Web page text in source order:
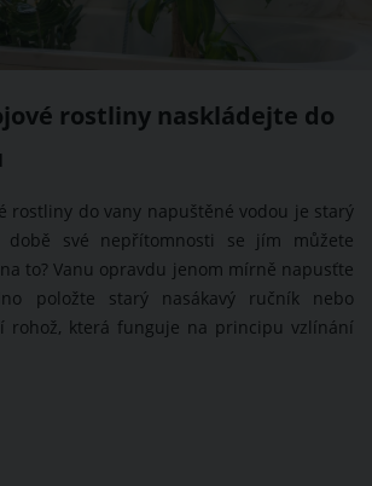
rostliny naskládejte do
rostliny do vany napuštěné vodou je starý
době své nepřítomnosti se jím můžete
to? Vanu opravdu jenom mírně napusťte
položte starý nasákavý ručník nebo
rohož, která funguje na principu vzlínání